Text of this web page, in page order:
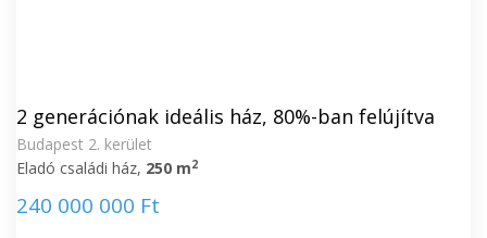
2 generációnak ideális ház, 80%-ban felújítva
Budapest 2. kerület
Eladó családi ház, 250 m2
240 000 000 Ft